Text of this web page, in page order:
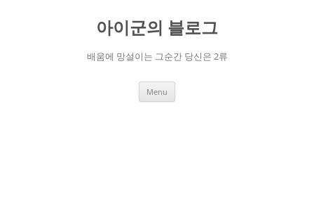
아이군의 블로그
배움에 망설이는 그순간 당신은 2류
Menu